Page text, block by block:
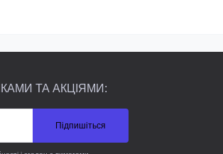
розкид до конкретних потреб і умов.
ефективно працювати навіть
ТА АКЦІЯМИ:
Підпишіться